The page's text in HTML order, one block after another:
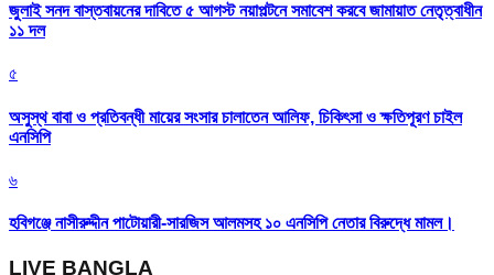
জুলাই সনদ বাস্তবায়নের দাবিতে ৫ আগস্ট নয়াপল্টনে সমাবেশ করবে জামায়াত নেতৃত্বাধীন
১১ দল
৫
অসুস্থ বাবা ও প্রতিবন্ধী মায়ের সংসার চালাতেন আলিফ, চিকিৎসা ও ক্ষতিপূরণ চাইল
এনসিপি
৬
হবিগঞ্জে নাসীরুদ্দীন পাটোয়ারী-সারজিস আলমসহ ১০ এনসিপি নেতার বিরুদ্ধে মামল।
LIVE BANGLA